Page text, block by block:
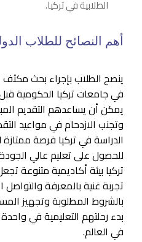
الطلابية في تركيا.
أهم النصائح للطلاب
ينصح الطلاب بإجراء بحث
في جامعات تركيا الحكومية
يمكن أن يساعدهم التقديم
وتجنب الازدحام في مواعيد
الدراسة في تركيا فرصة
للحصول على تعليم عالي
تركيا بيئة أكاديمية متنوعة
تجربة غنية بالمعرفة والتواصل
بالشروط المطلوبة وتجهيز
بدء رحلتهم التعليمية في
في العالم.